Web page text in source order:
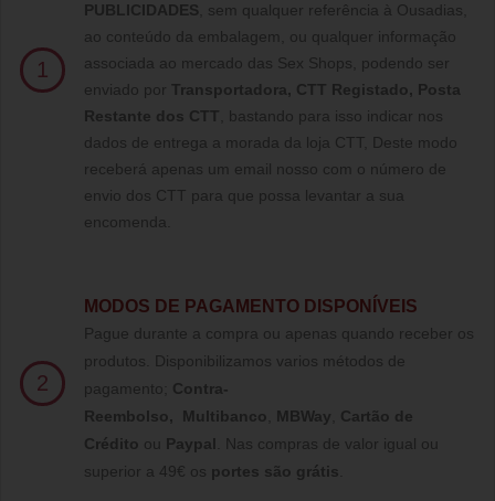
1
PUBLICIDADES , sem qualquer referência à Ousadias,
ao conteúdo da embalagem, ou qualquer informação
associada ao mercado das Sex Shops, podendo ser
enviado por Transportadora, CTT Registado, Posta
Restante dos CTT , bastando para isso indicar nos
dados de entrega a morada da loja CTT, Deste modo
receberá apenas um email nosso com o número de
envio dos CTT para que possa levantar a sua
encomenda.
2
MODOS DE PAGAMENTO DISPONÍVEIS
Pague durante a compra ou apenas quando receber os
produtos. Disponibilizamos varios métodos de
pagamento; Contra-
Reembolso, Multibanco MBWay
Cartão de
Crédito ou Paypal
Nas compras de valor igual ou
superior a 49€ os portes são grátis